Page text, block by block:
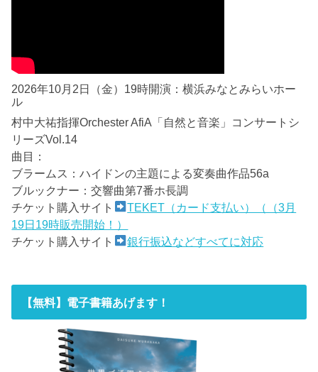
2026年10月2日（金）19時開演：横浜みなとみらいホー
ル
村中大祐指揮Orchester AfiA「自然と音楽」コンサートシ
リーズVol.14
曲目：
ブラームス：ハイドンの主題による変奏曲作品56a
ブルックナー：交響曲第7番ホ長調
チケット購入サイト
TEKET（カード支払い）（（3月
19日19時販売開始！）
チケット購入サイト
銀行振込などすべてに対応
【無料】電子書籍あげます！